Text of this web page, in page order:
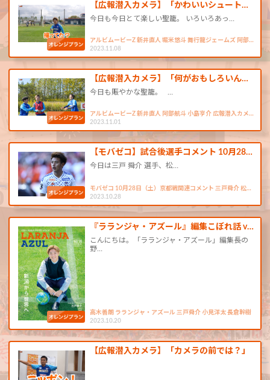
【広報潜入カメラ】「かわいいシュート…
今日も今日とて楽しい聖籠。 いろいろあっ…
アルビムービーZ 新井直人 堀米悠斗 舞行龍ジェームズ 阿部…
2023.11.08
【広報潜入カメラ】「何がおもしろいん…
今日も賑やかな聖籠。 …
アルビムービーZ 新井直人 阿部航斗 小島亨介 広報潜入カメ…
2023.11.01
【モバゼコ】試合後選手コメント 10月28…
今日は三戸 舜介 選手、松…
モバゼコ 10月28日（土）京都戦関連コメント 三戸舜介 松…
2023.10.28
『ラランジャ・アズール』編集こぼれ話 v…
こんにちは。「ラランジャ・アズール」編集長の
野…
高木善朗 ラランジャ・アズール 三戸舜介 小見洋太 長倉幹樹
2023.10.20
【広報潜入カメラ】「カメラの前では？」